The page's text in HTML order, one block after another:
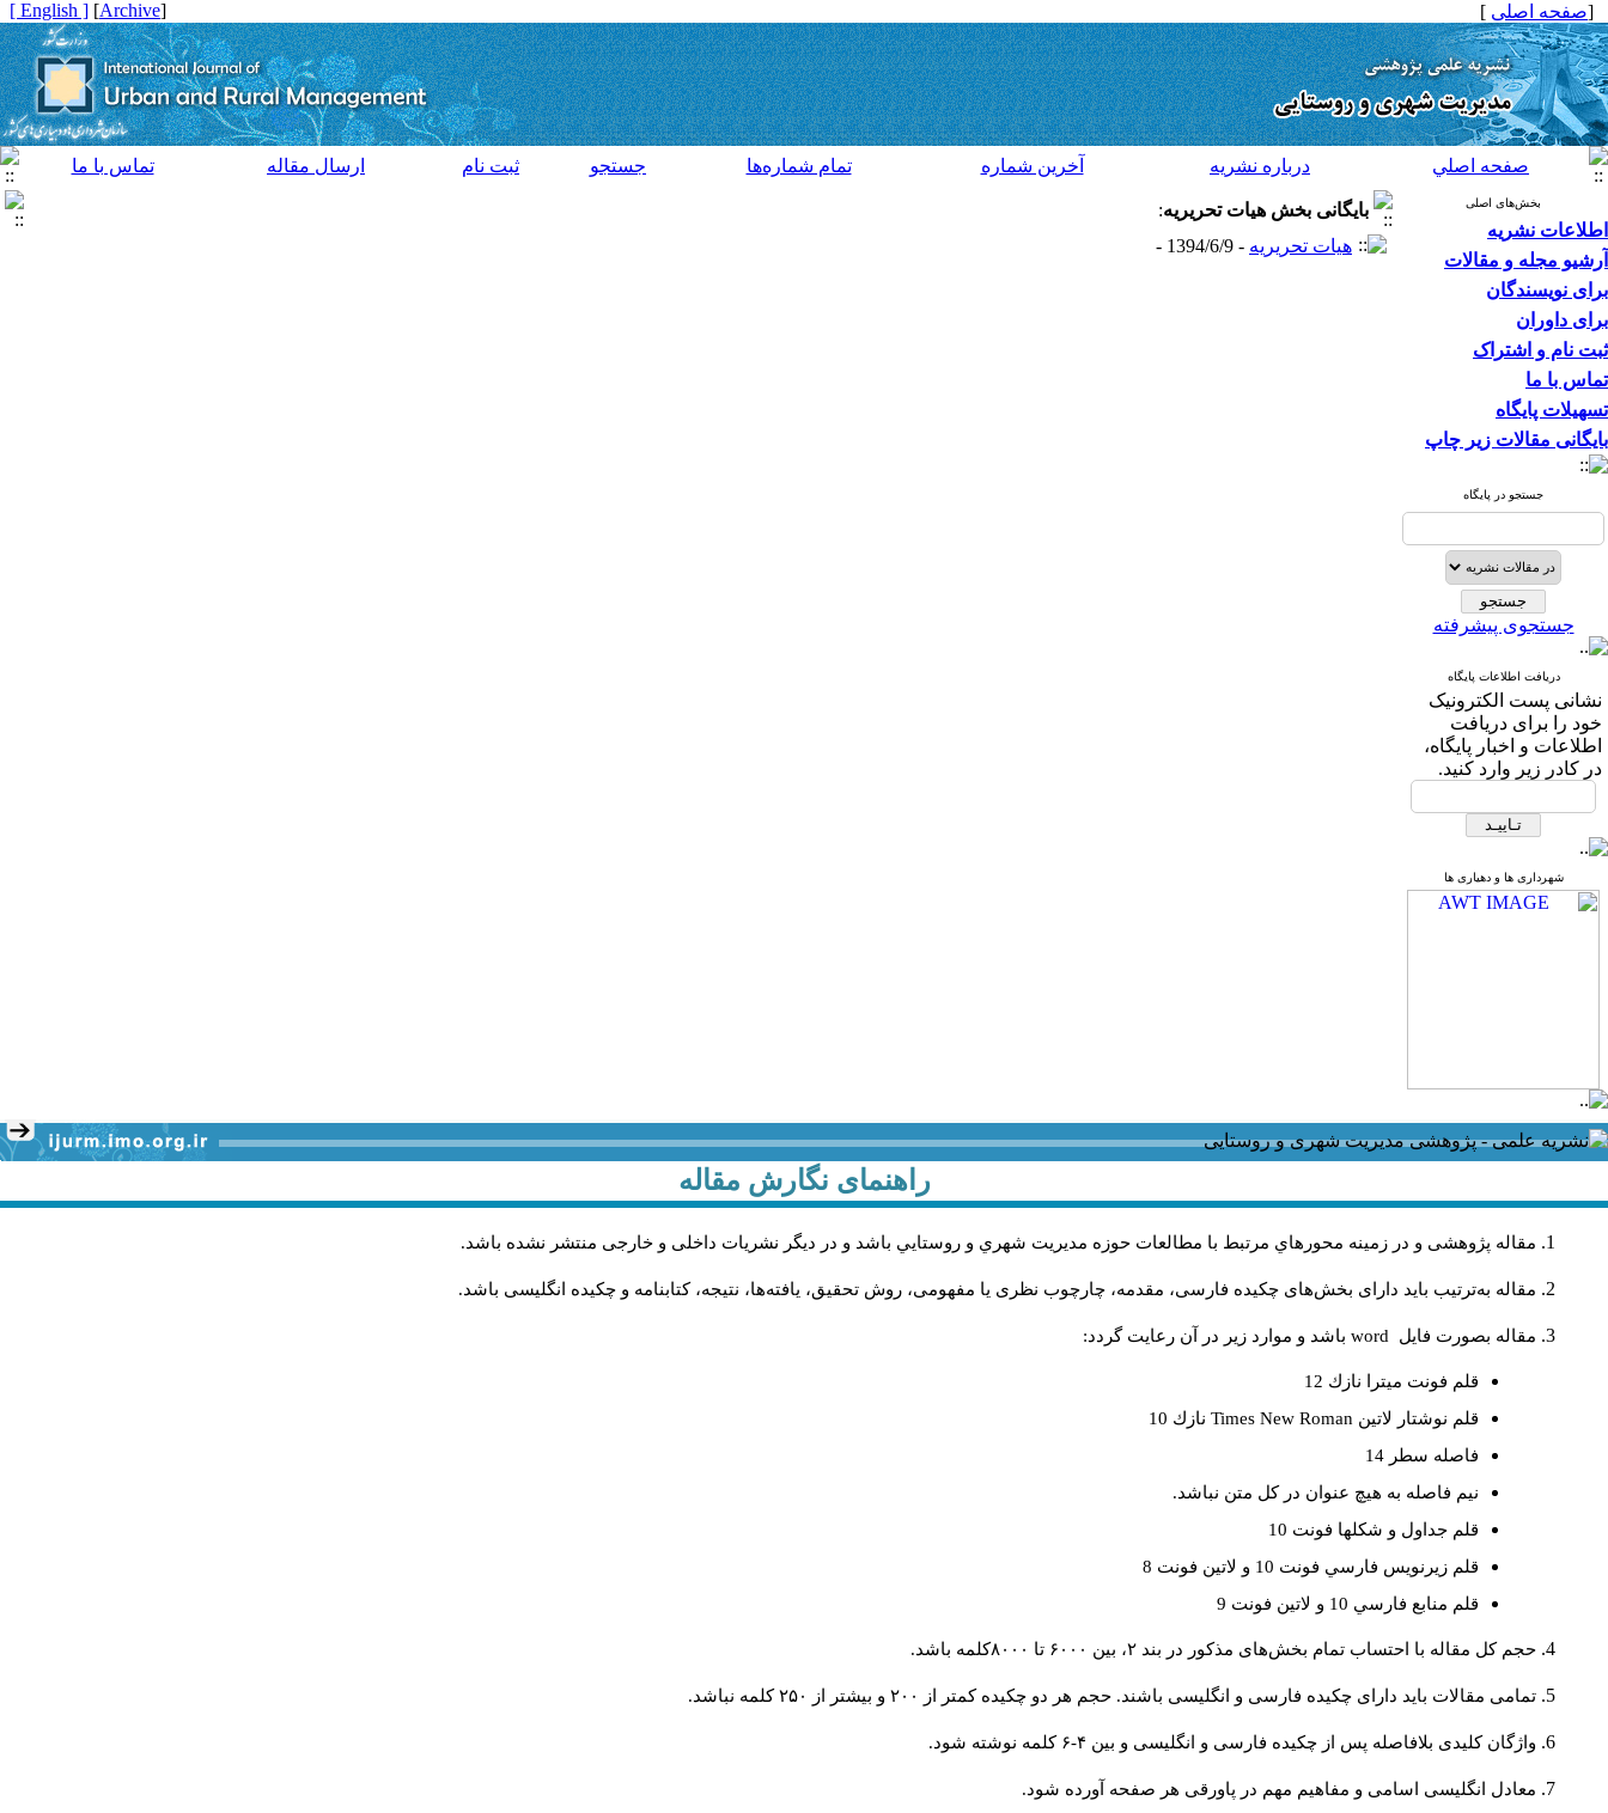
[صفحه اصلی ]
[
Archive
]
[ English ]
صفحه اصلي درباره نشريه آخرين شماره تمام شماره‌ها جستجو ثبت نام ارسال مقاله تماس با ما
بخش‌های اصلی
اطلاعات نشریه
آرشیو مجله و مقالات
برای نویسندگان
برای داوران
ثبت نام و اشتراک
تماس با ما
تسهیلات پایگاه
بایگانی مقالات زیر چاپ
جستجو در پایگاه
جستجوی پیشرفته
دریافت اطلاعات پایگاه
نشانی پست الکترونیک
خود را برای دریافت
اطلاعات و اخبار پایگاه،
در کادر زیر وارد کنید.
شهرداری ها و دهیاری ها
بایگانی بخش هیات تحریریه:
هیات تحریریه - 1394/6/9 -
راهنمای نگارش مقاله
مقاله پژوهشی و در زمینه محورهاي مرتبط با مطالعات حوزه مديريت شهري و روستايي باشد و در دیگر نشریات داخلی و خارجی منتشر نشده باشد.
مقاله به‌ترتیب باید دارای بخش‌های چکیده فارسی، مقدمه، چارچوب نظری یا مفهومی، روش تحقیق، یافته‌ها، نتیجه، کتابنامه و چکیده انگلیسی باشد.
مقاله بصورت فايل word باشد و موارد زير در آن رعايت گردد:
قلم فونت ميترا نازك 12
قلم نوشتار لاتين Times New Roman نازك 10
فاصله سطر 14
نيم فاصله به هيچ عنوان در كل متن نباشد.
قلم جداول و شكلها فونت 10
قلم زيرنويس فارسي فونت 10 و لاتين فونت 8
قلم منابع فارسي 10 و لاتين فونت 9
حجم کل مقاله با احتساب تمام بخش‌های مذکور در بند ۲، بین ۶۰۰۰ تا ۸۰۰۰کلمه باشد.
تمامی مقالات باید دارای چکیده فارسی و انگلیسی باشند. حجم هر دو چکیده کمتر از ۲۰۰ و بیشتر از ۲۵۰ کلمه نباشد.
واژگان کلیدی بلافاصله پس از چکیده فارسی و انگلیسی و بین ۴-۶ کلمه نوشته شود.
معادل انگلیسی اسامی و مفاهیم مهم در پاورقی هر صفحه آورده شود.